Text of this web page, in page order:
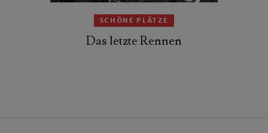
SCHÖNE PLÄTZE
Das letzte Rennen